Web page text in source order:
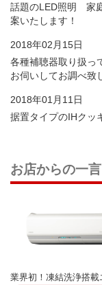
話題のLED照明 家
案いたします！
2018年02月15日
各種補聴器取り扱っ
お伺いしてお調べ致
2018年01月11日
据置タイプのIHクッ
お店からの一言
業界初！凍結洗浄搭載